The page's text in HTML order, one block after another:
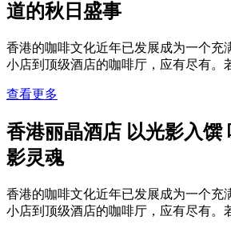
道的秋日盛事
香港的咖啡文化近年已发展成为一个充
小店到顶级酒店的咖啡厅，应有尽有
查看更多
香港丽晶酒店 以光影入馔
影灵魂
香港的咖啡文化近年已发展成为一个充
小店到顶级酒店的咖啡厅，应有尽有